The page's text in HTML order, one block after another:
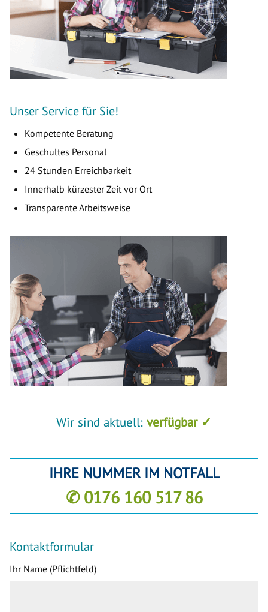
Unser Service für Sie!
Kompetente Beratung
Geschultes Personal
24 Stunden Erreichbarkeit
Innerhalb kürzester Zeit vor Ort
Transparente Arbeitsweise
Wir sind aktuell: verfügbar ✓
IHRE NUMMER IM NOTFALL
✆ 0176 160 517 86
Kontaktformular
Ihr Name (Pflichtfeld)